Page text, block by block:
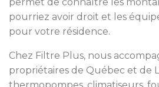
pourriez avoir droit et les
pour votre résidence.
Chez Filtre Plus, nous
propriétaires de Québec et de